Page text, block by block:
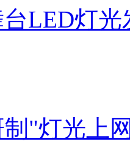
台LED灯
制"灯光上